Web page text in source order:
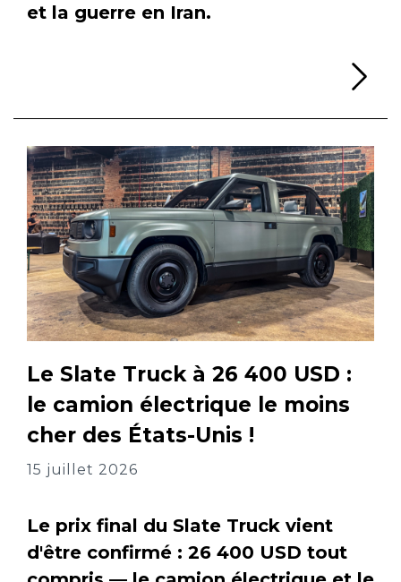
et la guerre en Iran.
Le Slate Truck à 26 400 USD :
le camion électrique le moins
cher des États-Unis !
15 juillet 2026
Le prix final du Slate Truck vient
d'être confirmé : 26 400 USD tout